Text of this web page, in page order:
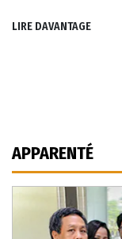
LIRE DAVANTAGE
APPARENTÉ